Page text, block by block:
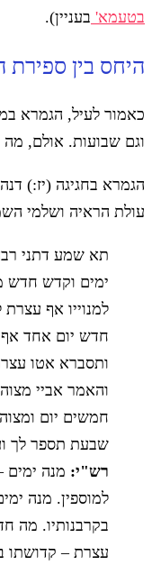
בטעמא' בעניין).
היחס בין
כאמור לעיל, הגמרא
וגם שבועות. אולם,
הגמרא בחגיגה (יז:)
עולת הראיה ושלמי
תא שמע דתני
ימים וקדש חדש
למנוייו אף
חדש יום אחד
ותסברא אטו
והאמר אביי
חמשים יום
שבעת תספר לך
רש"י: מנה
למוספין. מנה
בקרבנותיו. מה
עצרת – קדושתו